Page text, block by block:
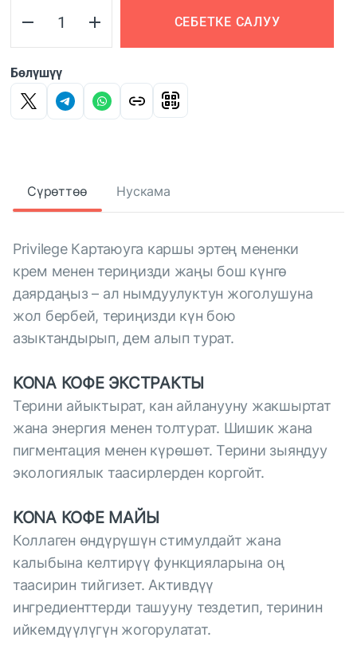
СЕБЕТКЕ САЛУУ
Бөлүшүү
Сүрөттөө Нускама
Privilege Картаюуга каршы эртең мененки
крем менен териңизди жаңы бош күнгө
даярдаңыз – ал нымдуулуктун жоголушуна
жол бербей, териңизди күн бою
азыктандырып, дем алып турат.
KONA КОФЕ ЭКСТРАКТЫ
Терини айыктырат, кан айланууну жакшыртат
жана энергия менен толтурат. Шишик жана
пигментация менен күрөшөт. Терини зыяндуу
экологиялык таасирлерден коргойт.
KONA КОФЕ МАЙЫ
Коллаген өндүрүшүн стимулдайт жана
калыбына келтирүү функцияларына оң
таасирин тийгизет. Активдүү
ингредиенттерди ташууну тездетип, теринин
ийкемдүүлүгүн жогорулатат.